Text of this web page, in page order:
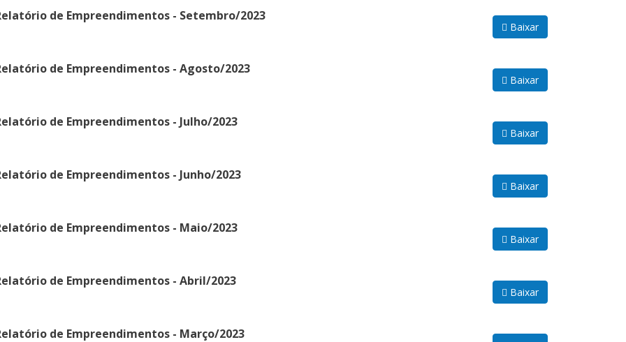
de Empreendimentos - Setembro/2023
Baixar
de Empreendimentos - Agosto/2023
Baixar
de Empreendimentos - Julho/2023
Baixar
de Empreendimentos - Junho/2023
Baixar
de Empreendimentos - Maio/2023
Baixar
de Empreendimentos - Abril/2023
Baixar
de Empreendimentos - Março/2023